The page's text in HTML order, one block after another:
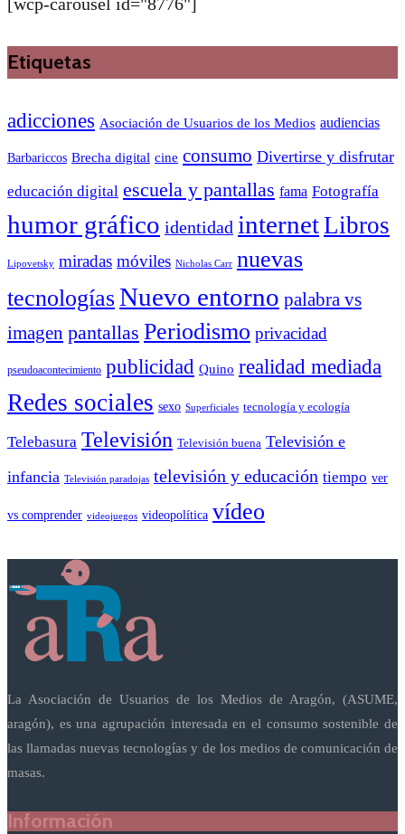
Etiquetas
adicciones Asociación de Usuarios de los Medios audiencias
Barbariccos Brecha digital cine consumo Divertirse y disfrutar
educación digital escuela y pantallas fama Fotografía
humor gráfico identidad internetLibros
Lipovetsky miradas móviles Nicholas Carr nuevas
tecnologíasNuevo entorno palabra vs
imagen pantallas Periodismo privacidad
pseudoacontecimiento publicidad Quino realidad mediada
Redes sociales sexo Superficiales tecnología y ecología
Telebasura Televisión Televisión buena Televisión e
infancia Televisión paradojas televisión y educación tiempo ver
vs comprender videojuegos videopolítica vídeo
La Asociación de Usuarios de los Medios de Aragón, (ASUME,
aragón), es una agrupación interesada en el consumo sostenible de
las llamadas nuevas tecnologías y de los medios de comunicación de
masas.
Información